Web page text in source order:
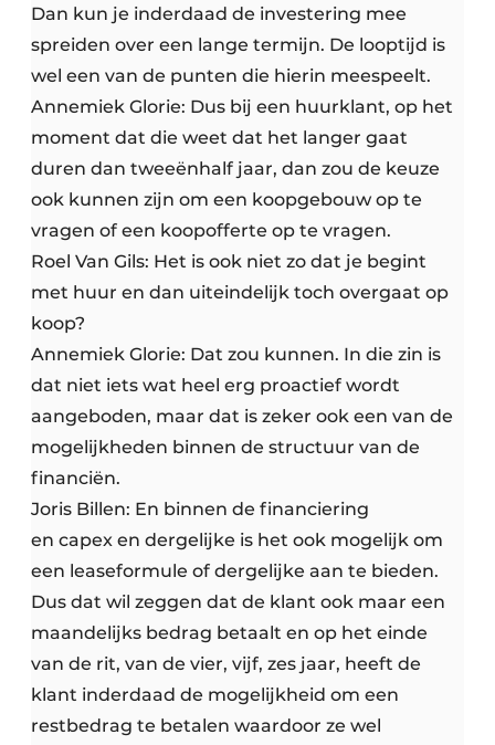
Dan kun je inderdaad de investering mee
spreiden over een lange termijn. De looptijd is
wel een van de punten die hierin meespeelt.
Annemiek Glorie: Dus bij een huurklant, op het
moment dat die weet dat het langer gaat
duren dan tweeënhalf jaar, dan zou de keuze
ook kunnen zijn om een koopgebouw op te
vragen of een koopofferte op te vragen.
Roel Van Gils: Het is ook niet zo dat je begint
met huur en dan uiteindelijk toch overgaat op
koop?
Annemiek Glorie: Dat zou kunnen. In die zin is
dat niet iets wat heel erg proactief wordt
aangeboden, maar dat is zeker ook een van de
mogelijkheden binnen de structuur van de
financiën.
Joris Billen: En binnen de financiering
en capex en dergelijke is het ook mogelijk om
een leaseformule of dergelijke aan te bieden.
Dus dat wil zeggen dat de klant ook maar een
maandelijks bedrag betaalt en op het einde
van de rit, van de vier, vijf, zes jaar, heeft de
klant inderdaad de mogelijkheid om een
restbedrag te betalen waardoor ze wel